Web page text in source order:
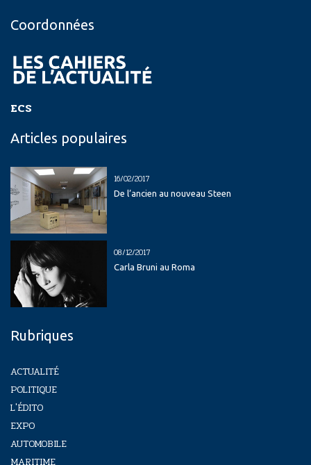
Coordonnées
ECS
Articles populaires
16/02/2017
De l’ancien au nouveau Steen
08/12/2017
Carla Bruni au Roma
Rubriques
ACTUALITÉ
POLITIQUE
L'ÉDITO
EXPO
AUTOMOBILE
MARITIME